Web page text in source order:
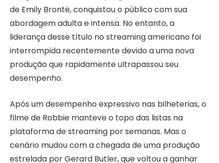
de Emily Brontë, conquistou o público com sua
abordagem adulta e intensa. No entanto, a
liderança desse título no streaming americano foi
interrompida recentemente devido a uma nova
produção que rapidamente ultrapassou seu
desempenho.
Após um desempenho expressivo nas bilheterias, o
filme de Robbie manteve o topo das listas na
plataforma de streaming por semanas. Mas o
cenário mudou com a chegada de uma produção
estrelada por Gerard Butler, que voltou a ganhar